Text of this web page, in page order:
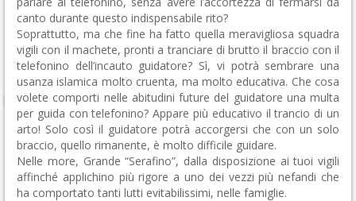
canto durante questo indispensabile rito?
Soprattutto, ma che fine ha fatto quella meravigliosa squadra
vigili con il machete, pronti a tranciare di brutto il braccio con il
telefonino dell’incauto guidatore? Sì, vi potrà sembrare una
usanza islamica molto cruenta, ma molto educativa. Che cosa
volete comporti nelle abitudini future del guidatore una multa
per guida con telefonino? Appare più educativo il trancio di un
arto! Solo così il guidatore potrà accorgersi che con un solo
braccio, quello rimanente, è molto difficile guidare.
Nelle more, Grande “Serafino”, dalla disposizione ai tuoi vigili
affinché applichino più rigore a uno dei vezzi più nefandi che
ha comportato tanti lutti evitabilissimi, nelle famiglie.